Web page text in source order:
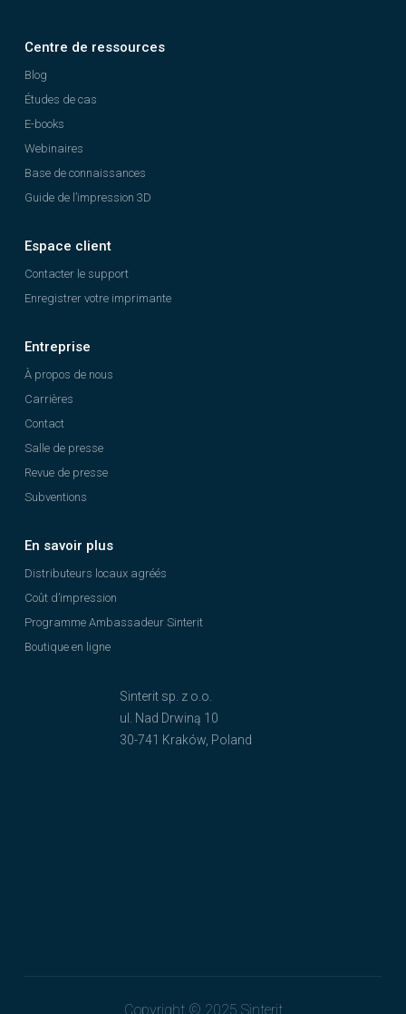
Sinterit sp. z o.o.
ul. Nad Drwiną 10
30-741 Kraków, Poland
Centre de ressources
Blog
Études de cas
E-books
Webinaires
Base de connaissances
Guide de l’impression 3D
Espace client
Contacter le support
Enregistrer votre imprimante
Entreprise
À propos de nous
Carrières
Contact
Salle de presse
Revue de presse
Subventions
En savoir plus
Distributeurs locaux agréés
Coût d’impression
Programme Ambassadeur Sinterit
Boutique en ligne
Copyright © 2025 Sinterit